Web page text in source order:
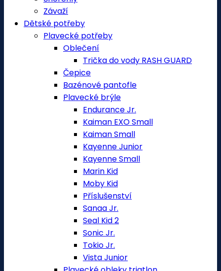
Závaží
Dětské potřeby
Plavecké potřeby
Oblečení
Trička do vody RASH GUARD
Čepice
Bazénové pantofle
Plavecké brýle
Endurance Jr.
Kaiman EXO Small
Kaiman Small
Kayenne Junior
Kayenne Small
Marin Kid
Moby Kid
Příslušenství
Sanaa Jr.
Seal Kid 2
Sonic Jr.
Tokio Jr.
Vista Junior